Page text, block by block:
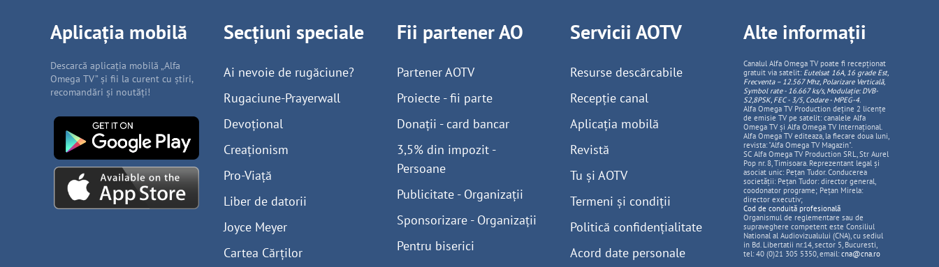
Aplicația mobilă
Descarcă aplicația mobilă „Alfa
Omega TV” și fii la curent cu știri,
recomandări și noutăți!
Secțiuni speciale
Ai nevoie de rugăciune?
Rugaciune-Prayerwall
Devoțional
Creaționism
Pro-Viață
Liber de datorii
Joyce Meyer
Cartea Cărților
Fii partener AO
Partener AOTV
Proiecte - fii parte
Donații - card bancar
3,5% din impozit -
Persoane
Publicitate - Organizații
Sponsorizare - Organizații
Pentru biserici
Servicii AOTV
Resurse descărcabile
Recepție canal
Aplicația mobilă
Revistă
Tu și AOTV
Termeni și condiții
Politică confidențialitate
Acord date personale
Alte informații
Canalul Alfa Omega TV poate fi recepționat
gratuit via satelit: Eutelsat 16A, 16 grade Est,
Frecventa – 12.567 Mhz, PolarizareVerticală,
Symbol rate - 16.667 ks/s, Modulație: DVB-
S2,8PSK, FEC - 3/5, Codare - MPEG-4.
Alfa Omega TV Production deține 2 licențe
de emisie TV pe satelit: canalele Alfa
Omega TV și Alfa Omega TV Internațional.
Alfa Omega TV editeaza, la fiecare doua luni,
revista: "Alfa Omega TV Magazin".
SC Alfa Omega TV Production SRL, Str Aurel
Pop nr. 8, Timisoara. Reprezentant legal și
asociat unic: Pețan Tudor. Conducerea
societății: Pețan Tudor: director general,
coodonator programe; Pețan Mirela:
director executiv;
Cod de conduită profesională
Organismul de reglementare sau de
supraveghere competent este Consiliul
National al Audiovizualului (CNA), cu sediul
in Bd. Libertatii nr.14, sector 5, Bucuresti,
tel: 40 (0)21 305 5350, email: cna@cna.ro